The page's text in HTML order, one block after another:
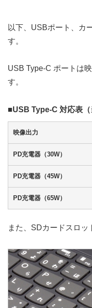
以下、USBポート、カ
す。
USB Type-C ポートは
す。
■USB Type-C 対応表（
映像出力
PD充電器（30W）
PD充電器（45W）
PD充電器（65W）
また、SDカードスロッ